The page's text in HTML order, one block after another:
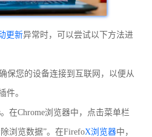
更新异常时，可以尝试以下方法进
保您的设备连接到互联网，以便从
件。
在Chrome浏览器中，点击菜单栏
浏览数据”。在FirefoX浏览器中，